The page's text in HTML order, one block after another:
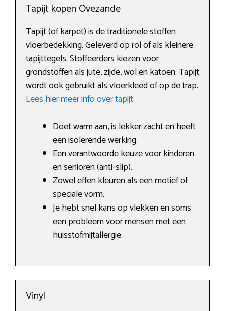
Tapijt kopen Ovezande
Tapijt (of karpet) is de traditionele stoffen
vloerbedekking. Geleverd op rol of als kleinere
tapijttegels. Stoffeerders kiezen voor
grondstoffen als jute, zijde, wol en katoen. Tapijt
wordt ook gebruikt als vloerkleed of op de trap.
Lees hier meer info over tapijt
Doet warm aan, is lekker zacht en heeft
een isolerende werking.
Een verantwoorde keuze voor kinderen
en senioren (anti-slip).
Zowel effen kleuren als een motief of
speciale vorm.
Je hebt snel kans op vlekken en soms
een probleem voor mensen met een
huisstofmijtallergie.
Vinyl